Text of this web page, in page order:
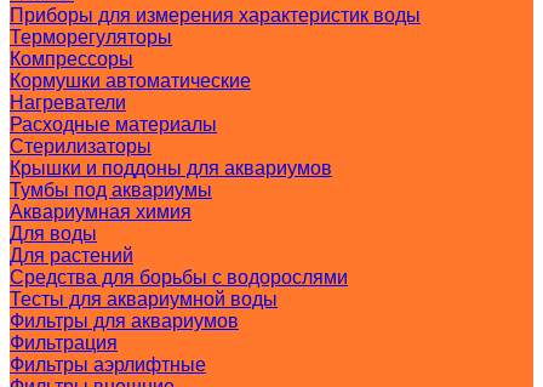
Приборы для измерения характеристик воды
Терморегуляторы
Компрессоры
Кормушки автоматические
Нагреватели
Расходные материалы
Стерилизаторы
Крышки и поддоны для аквариумов
Тумбы под аквариумы
Аквариумная химия
Для воды
Для растений
Средства для борьбы с водорослями
Тесты для аквариумной воды
Фильтры для аквариумов
Фильтрация
Фильтры аэрлифтные